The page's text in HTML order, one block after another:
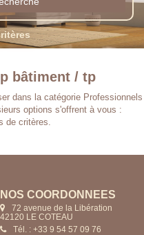
bâtiment / tp
dans la catégorie Professionnels
options s'offrent à vous :
de critères.
NOS COORDONNÉES
72 avenue de la Libération
42120 LE COTEAU
Tél. : +33 9 54 57 09 76